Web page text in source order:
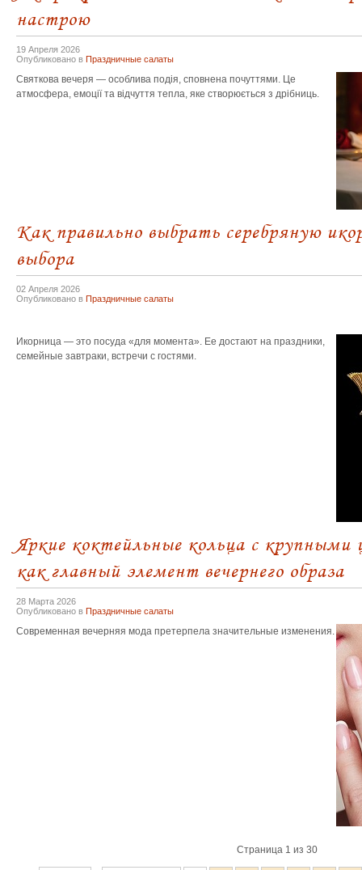
настрою
19 Апреля 2026
Опубликовано в Праздничные салаты
Святкова вечеря — особлива подія, сповнена почуттями. Це
атмосфера, емоції та відчуття тепла, яке створюється з дрібниць.
Как правильно выбрать серебряную
выбора
02 Апреля 2026
Опубликовано в Праздничные салаты
Икорница — это посуда «для момента». Ее достают на праздники,
семейные завтраки, встречи с гостями.
Яркие коктейльные кольца с
как главный элемент вечернего образа
28 Марта 2026
Опубликовано в Праздничные салаты
Современная вечерняя мода претерпела значительные изменения.
Страница 1 из 30